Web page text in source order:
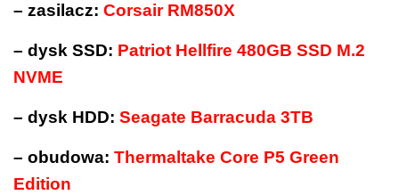
– zasilacz: Corsair RM850X
– dysk SSD: Patriot Hellfire 480GB SSD M.2
NVME
– dysk HDD: Seagate Barracuda 3TB
– obudowa: Thermaltake Core P5 Green
Edition